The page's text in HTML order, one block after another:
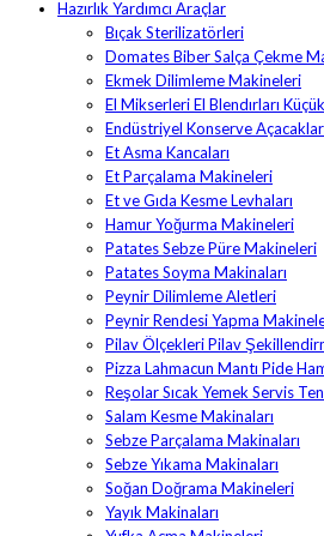
Hazırlık Yardımcı Araçlar
Bıçak Sterilizatörleri
Domates Biber Salça Çekme
Ekmek Dilimleme Makineleri
El Mikserleri El Blendırları Küçük
Endüstriyel Konserve
Et Asma Kancaları
Et Parçalama Makineleri
Et ve Gıda Kesme Levhaları
Hamur Yoğurma Makineleri
Patates Sebze Püre Makineleri
Patates Soyma Makinaları
Peynir Dilimleme Aletleri
Peynir Rendesi Yapma
Pilav Ölçekleri Pilav
Pizza Lahmacun Mantı Pide
Reşolar Sıcak Yemek Servis
Salam Kesme Makinaları
Sebze Parçalama Makinaları
Sebze Yıkama Makinaları
Soğan Doğrama Makineleri
Yayık Makinaları